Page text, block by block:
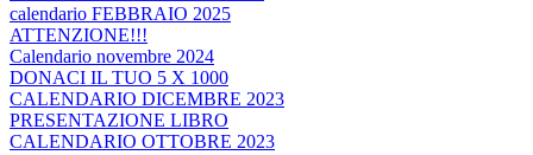
calendario FEBBRAIO 2025
ATTENZIONE!!!
Calendario novembre 2024
DONACI IL TUO 5 X 1000
CALENDARIO DICEMBRE 2023
PRESENTAZIONE LIBRO
CALENDARIO OTTOBRE 2023